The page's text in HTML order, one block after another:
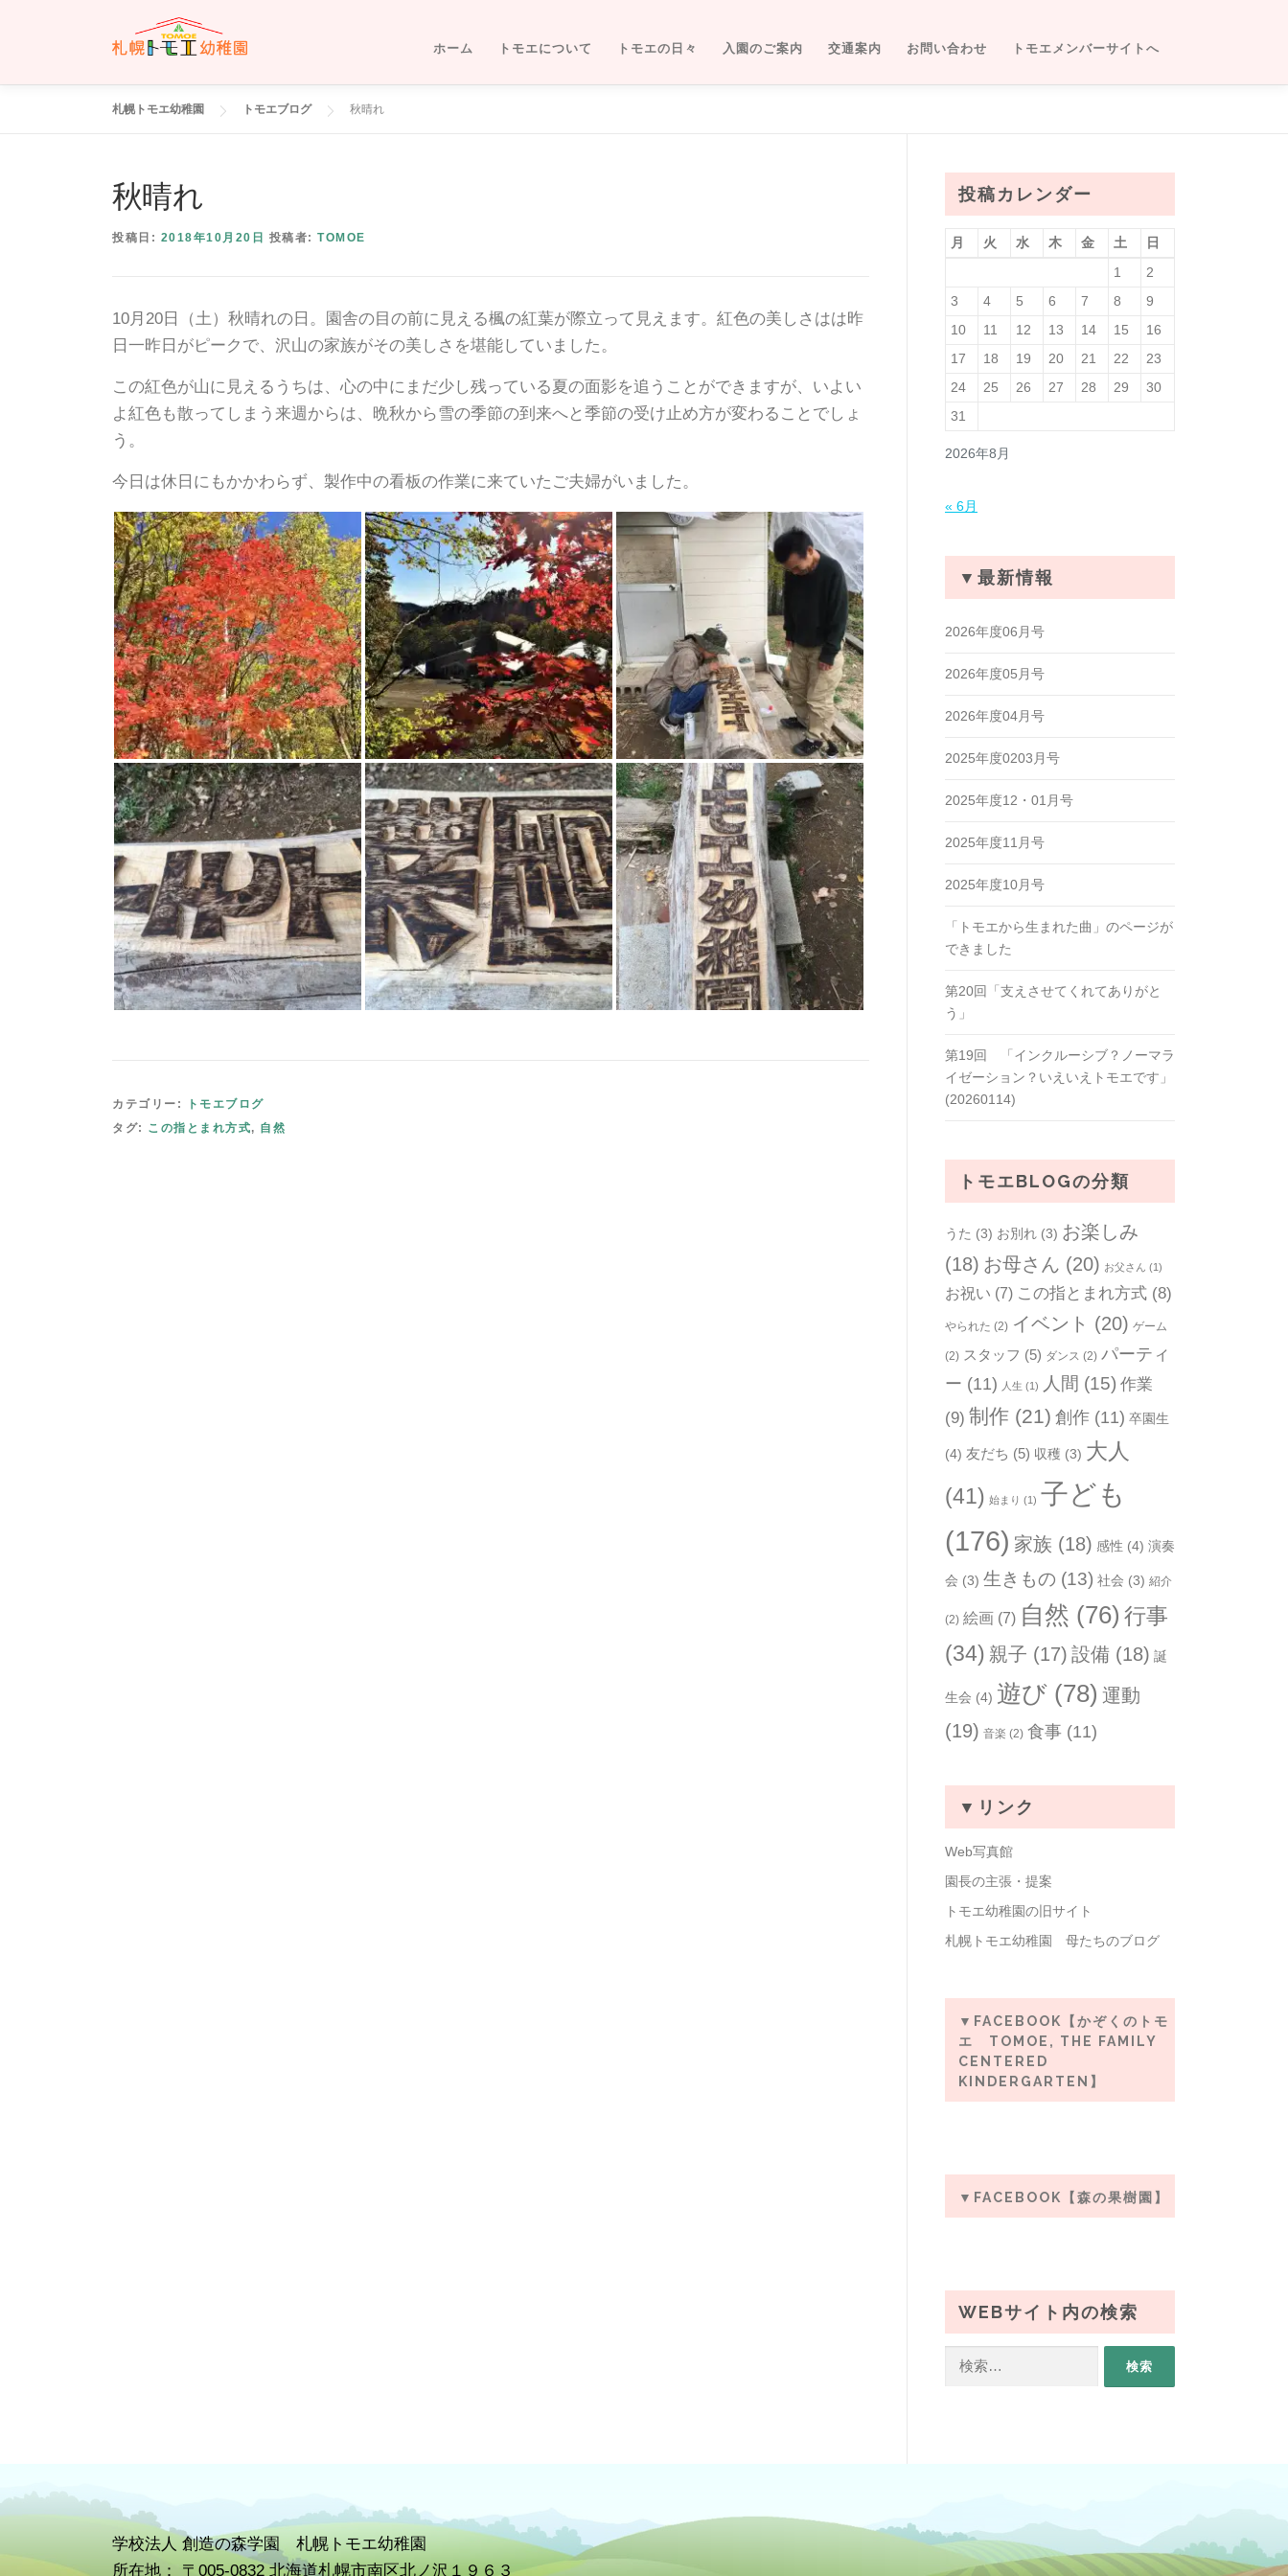
ホーム トモエについて トモエの日々 入園のご案内 交通案内 お問い合わせ トモエメンバーサイトへ
札幌トモエ幼稚園 トモエブログ 秋晴れ
秋晴れ
投稿日: 2018年10月20日 投稿者: TOMOE
10月20日（土）秋晴れの日。園舎の目の前に見える楓の紅葉が際立って見えます。紅色の美しさはは昨
日一昨日がピークで、沢山の家族がその美しさを堪能していました。
この紅色が山に見えるうちは、心の中にまだ少し残っている夏の面影を追うことができますが、いよい
よ紅色も散ってしまう来週からは、晩秋から雪の季節の到来へと季節の受け止め方が変わることでしょ
う。
今日は休日にもかかわらず、製作中の看板の作業に来ていたご夫婦がいました。
カテゴリー:
トモエブログ
タグ: この指とまれ方式, 自然
投稿カレンダー
2026年8月
月 火 水 木 金 土
日
1
2
3
4 5 6 7 8
9
10
11 12 13 14 15
16
17
18 19 20 21 22
23
24
25 26 27 28 29
30
31
« 6月
▼最新情報
2026年度06月号
2026年度05月号
2026年度04月号
2025年度0203月号
2025年度12・01月号
2025年度11月号
2025年度10月号
「トモエから生まれた曲」のページが
できました
第20回「支えさせてくれてありがと
う」
第19回 「インクルーシブ？ノーマラ
イゼーション？いえいえトモエです」
(20260114)
トモエBLOGの分類
うた (3) お別れ (3) お楽しみ
(18) お母さん (20) お父さん (1)
お祝い (7) この指とまれ方式 (8)
やられた (2) イベント (20) ゲーム
(2) スタッフ (5) ダンス (2) パーティ
ー (11) 人生 (1) 人間 (15) 作業
(9) 制作 (21) 創作 (11) 卒園生
(4) 友だち (5) 収穫 (3) 大人
(41) 始まり (1) 子ども
(176) 家族 (18) 感性 (4) 演奏
会 (3) 生きもの (13) 社会 (3) 紹介
(2) 絵画 (7) 自然 (76) 行事
(34) 親子 (17) 設備 (18) 誕
生会 (4) 遊び (78) 運動
(19) 音楽 (2) 食事 (11)
▼リンク
Web写真館
園長の主張・提案
トモエ幼稚園の旧サイト
札幌トモエ幼稚園 母たちのブログ
▼FACEBOOK【かぞくのトモ
エ TOMOE, THE FAMILY
CENTERED
KINDERGARTEN】
▼FACEBOOK【森の果樹園】
WEBサイト内の検索
学校法人 創造の森学園 札幌トモエ幼稚園
所在地： 〒005-0832 北海道札幌市南区北ノ沢１９６３